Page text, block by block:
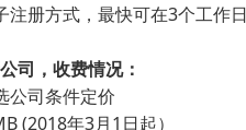
注册方式，最快可在3个工作
司，收费情况：
公司条件定价
(2018年3月1日起）